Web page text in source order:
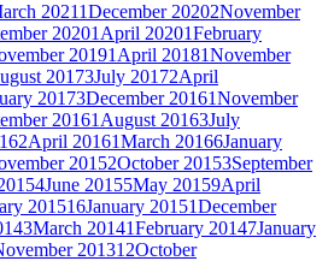
20211December 20202November
20201April 20201February
20191April 20181November
20173July 20172April
20173December 20161November
20161August 20163July
2April 20161March 20166January
20152October 20153September
4June 20155May 20159April
201516January 20151December
3March 20141February 20147January
201312October